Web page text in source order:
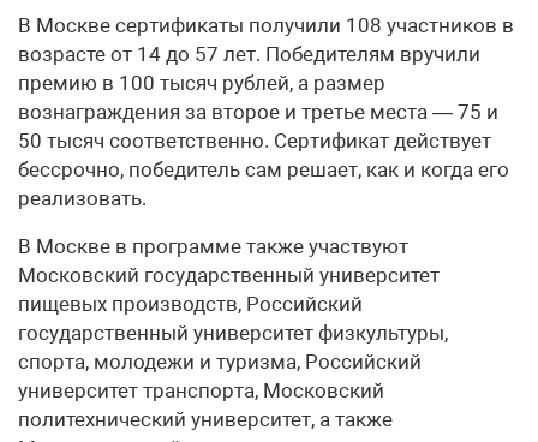
В Москве сертификаты получили 108 участников в
возрасте от 14 до 57 лет. Победителям вручили
премию в 100 тысяч рублей, а размер
вознаграждения за второе и третье места — 75 и
50 тысяч соответственно. Сертификат действует
бессрочно, победитель сам решает, как и когда его
реализовать.
В Москве в программе также участвуют
Московский государственный университет
пищевых производств, Российский
государственный университет физкультуры,
спорта, молодежи и туризма, Российский
университет транспорта, Московский
политехнический университет, а также